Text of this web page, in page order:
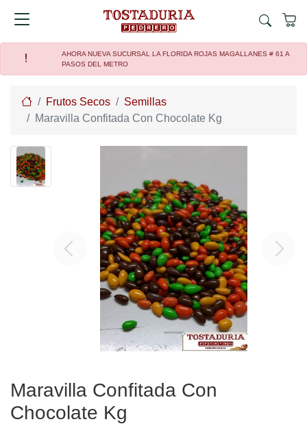
AHORA NUEVA SUCURSAL LA FLORIDA ROJAS MAGALLANES # 61 A
PASOS DEL METRO
HomeFrutos Secos
Semillas
Maravilla Confitada Con Chocolate Kg
Previous Next
Maravilla Confitada Con
Chocolate Kg